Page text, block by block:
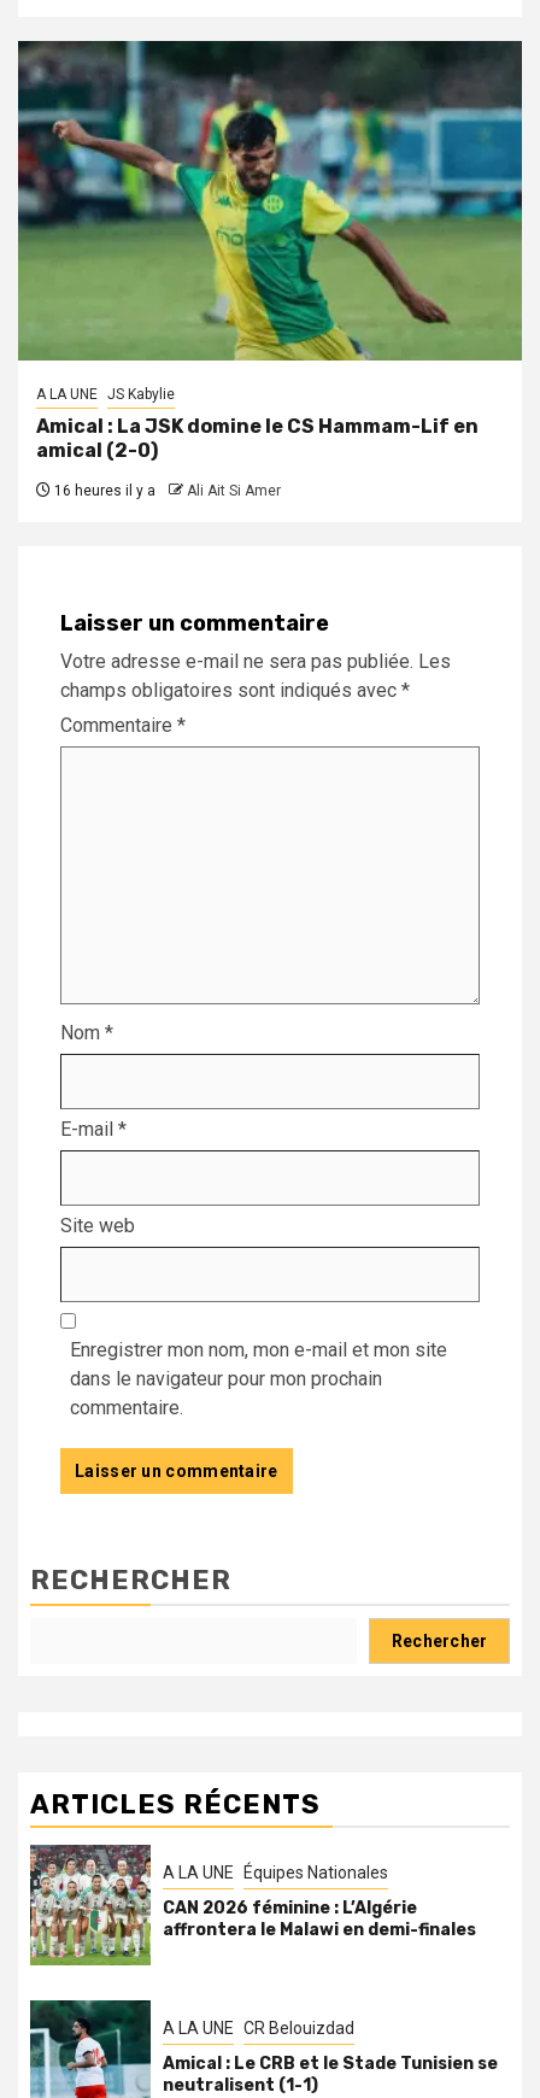
A LA UNE JS Kabylie
Amical : La JSK domine le CS Hammam-Lif en
amical (2-0)
16 heures il y a Ali Ait Si Amer
Laisser un commentaire
Votre adresse e-mail ne sera pas publiée. Les
champs obligatoires sont indiqués avec *
Commentaire *
Nom *
E-mail *
Site web
Enregistrer mon nom, mon e-mail et mon site
dans le navigateur pour mon prochain
commentaire.
RECHERCHER
Rechercher
ARTICLES RÉCENTS
A LA UNE Équipes Nationales
CAN 2026 féminine : L’Algérie
affrontera le Malawi en demi-finales
A LA UNE CR Belouizdad
Amical : Le CRB et le Stade Tunisien se
neutralisent (1-1)